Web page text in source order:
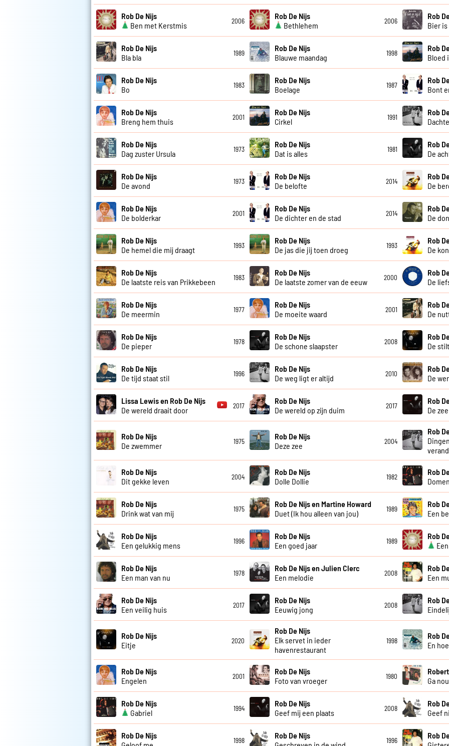
Rob De Nijs
Ben met Kerstmis
2006
Rob De Nijs
Bethlehem
2006
Rob
Bier
Rob De Nijs
Bla bla
1989
Rob De Nijs
Blauwe maandag
1998
Rob
Bloed
Rob De Nijs
Bo
1983
Rob De Nijs
Boelage
1987
Rob
Bont
Rob De Nijs
Breng hem thuis
2001
Rob De Nijs
Cirkel
1991
Rob
Rob De Nijs
Dag zuster Ursula
1973
Rob De Nijs
Dat is alles
1981
Rob
De
Rob De Nijs
De avond
1973
Rob De Nijs
De belofte
2014
Rob
De
Rob De Nijs
De bolderkar
2001
Rob De Nijs
De dichter en de stad
2014
Rob
De
Rob De Nijs
De hemel die mij draagt
1993
Rob De Nijs
De jas die jij toen droeg
1993
Rob
De
Rob De Nijs
De laatste reis van Prikkebeen
1983
Rob De Nijs
De laatste zomer van de eeuw
2000
Rob
De
Rob De Nijs
De meermin
1977
Rob De Nijs
De moeite waard
2001
Rob
De
Rob De Nijs
De pieper
1978
Rob De Nijs
De schone slaapster
2008
Rob
De
Rob De Nijs
De tijd staat stil
1996
Rob De Nijs
De weg ligt er altijd
2010
Rob
De
Lissa Lewis en Rob De Nijs
De wereld draait door
2017
Rob De Nijs
De wereld op zijn duim
2017
Rob
De zee
Rob De Nijs
De zwemmer
1975
Rob De Nijs
Deze zee
2004
Rob
Rob De Nijs
Dit gekke leven
2004
Rob De Nijs
Dolle Dollie
1982
Rob
Rob De Nijs
Drink wat van mij
1975
Rob De Nijs en Martine Howard
Duet (Ik hou alleen van jou)
1989
Rob
Een
Rob De Nijs
Een gelukkig mens
1996
Rob De Nijs
Een goed jaar
1989
Rob
Rob De Nijs
Een man van nu
1978
Rob De Nijs en Julien Clerc
Een melodie
2008
Rob
Een
Rob De Nijs
Een veilig huis
2017
Rob De Nijs
Eeuwig jong
2008
Rob
Rob De Nijs
Eitje
2020
Rob De Nijs
Elk servet in ieder
havenrestaurant
1998
Rob
En hoe
Rob De Nijs
Engelen
2001
Rob De Nijs
Foto van vroeger
1980
Ga
Rob De Nijs
Gabriel
1994
Rob De Nijs
Geef mij een plaats
2008
Rob
Geef
Rob De Nijs
1998
Rob De Nijs
1996
Rob